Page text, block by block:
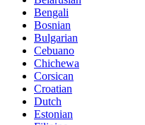
Bengali
Bosnian
Bulgarian
Cebuano
Chichewa
Corsican
Croatian
Dutch
Estonian